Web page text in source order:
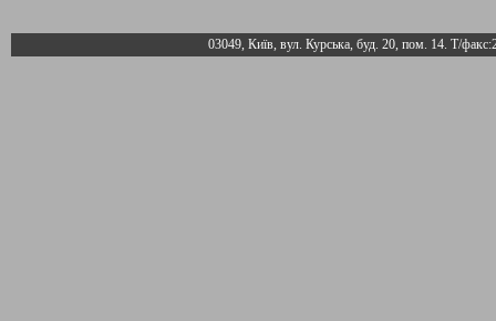
03049, Київ, вул. Курська, буд. 20, пом. 14. Т/